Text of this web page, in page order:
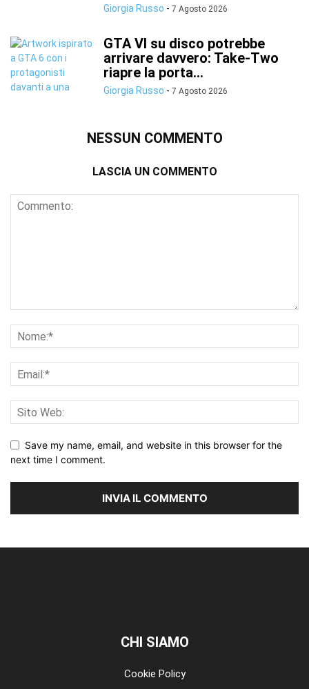
Giorgia Russo - 7 Agosto 2026
GTA VI su disco potrebbe
arrivare davvero: Take-Two
riapre la porta...
Giorgia Russo - 7 Agosto 2026
NESSUN COMMENTO
LASCIA UN COMMENTO
Save my name, email, and website in this browser for the
next time I comment.
CHI SIAMO
Cookie Policy